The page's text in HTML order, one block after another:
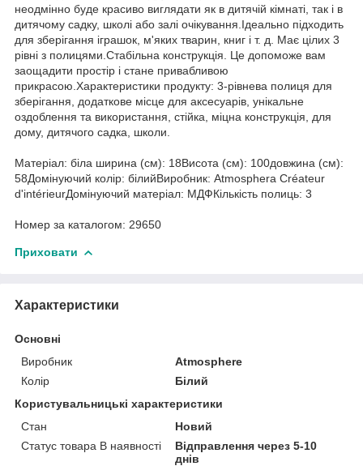
неодмінно буде красиво виглядати як в дитячій кімнаті, так і в
дитячому садку, школі або залі очікування.Ідеально підходить
для зберігання іграшок, м'яких тварин, книг і т. д. Має цілих 3
рівні з полицями.Стабільна конструкція. Це допоможе вам
заощадити простір і стане привабливою
прикрасою.Характеристики продукту: 3-рівнева полиця для
зберігання, додаткове місце для аксесуарів, унікальне
оздоблення та використання, стійка, міцна конструкція, для
дому, дитячого садка, школи.
Матеріал: біла ширина (см): 18Висота (см): 100довжина (см):
58Домінуючий колір: білийВиробник: Atmosphera Créateur
d'intérieurДомінуючий матеріал: МДФКількість полиць: 3
Номер за каталогом: 29650
Приховати
Характеристики
Основні
Виробник
Atmosphere
Колір
Білий
Користувальницькі характеристики
Стан
Новий
Статус товара В наявності
Відправлення через 5-10
днів